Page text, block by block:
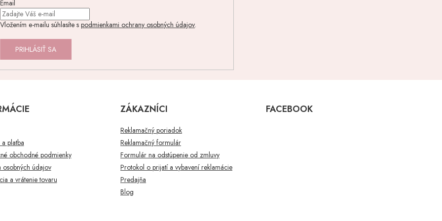
Email
Vložením e-mailu súhlasíte s podmienkami ochrany osobných údajov.
PRIHLÁSIŤ SA
platba
obchodné podmienky
osobných údajov
a vrátenie tovaru
ZÁKAZNÍCI
Reklamačný poriadok
Reklamačný formulár
Formulár na odstúpenie od zmluvy
Protokol o prijatí a vybavení reklamácie
Predajňa
Blog
FACEBOOK